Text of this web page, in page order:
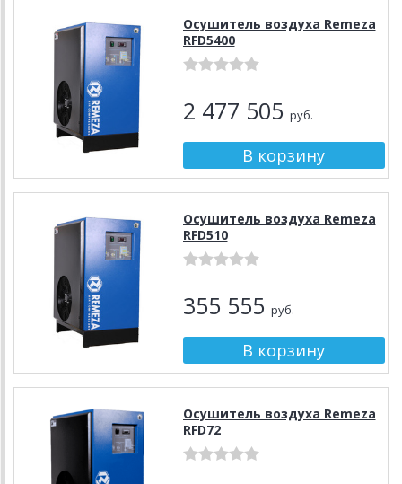
Осушитель воздуха Remeza
RFD5400
2 477 505 руб.
Осушитель воздуха Remeza
RFD510
355 555 руб.
Осушитель воздуха Remeza
RFD72